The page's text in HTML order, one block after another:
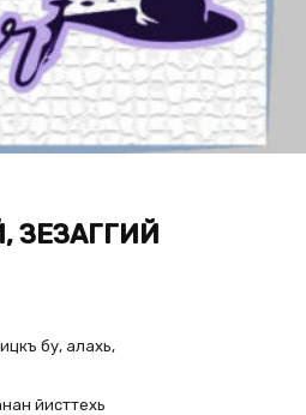
ЗЕЗАГГИЙ
бу, алахь,
йисттехь